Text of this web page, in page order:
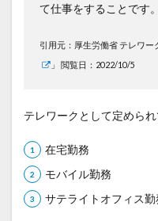
て仕事をすることです。
引用元：厚生労働省 テレワー
」 閲覧日：2022/10/5
テレワークとして定めら
在宅勤務
モバイル勤務
サテライトオフィス勤